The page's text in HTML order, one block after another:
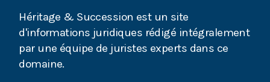
Succession : comment aboutir à un partage
équitable ?
Accepter la succession : quelles conséquences ?
Héritage & Succession est un site
d'informations juridiques rédigé intégralement
par une équipe de juristes experts dans ce
domaine.